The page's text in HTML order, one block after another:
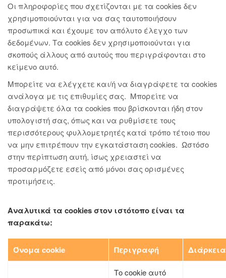
Οι πληροφορίες που σχετίζονται με τα cookies δεν
χρησιμοποιούνται για να σας ταυτοποιήσουν
προσωπικά και έχουμε τον απόλυτο έλεγχο των
δεδομένων. Τα cookies δεν χρησιμοποιούνται για
σκοπούς άλλους από αυτούς που περιγράφονται στο
κείμενο αυτό.
Μπορείτε να ελέγχετε και/ή να διαγράφετε τα cookies
ανάλογα με τις επιθυμίες σας. Μπορείτε να
διαγράψετε όλα τα cookies που βρίσκονται ήδη στον
υπολογιστή σας, όπως και να ρυθμίσετε τους
περισσότερους φυλλομετρητές κατά τρόπο τέτοιο που
να μην επιτρέπουν την εγκατάσταση cookies. Ωστόσο
στην περίπτωση αυτή, ίσως χρειαστεί να
προσαρμόζετε εσείς από μόνοι σας ορισμένες
προτιμήσεις.
Αναλυτικά τα cookies στον ιστότοπο είναι τα
παρακάτω:
Όνομα cookie Περιγραφή Διάρκεια
Το cookie αυτό